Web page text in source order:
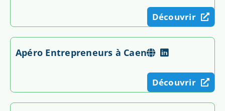
Découvrir
Apéro Entrepreneurs à Caen
Découvrir